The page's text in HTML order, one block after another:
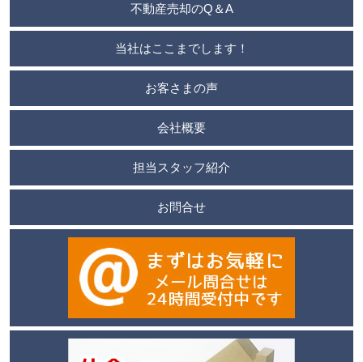
不動産売却のQ＆A
当社はここまでします！
お客さまの声
会社概要
担当スタッフ紹介
お問合せ